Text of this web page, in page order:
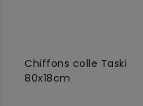
Chiffons colle Taski
80x18cm